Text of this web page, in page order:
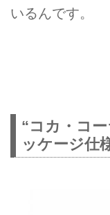
いるんです。
“コカ・コ
ッケージ仕